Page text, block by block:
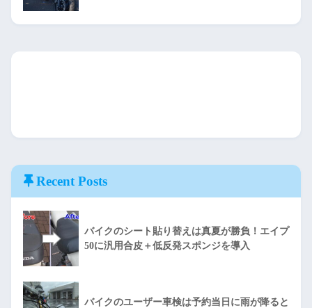
Recent Posts
バイクのシート貼り替えは真夏が勝負！エイプ
50に汎用合皮＋低反発スポンジを導入
バイクのユーザー車検は予約当日に雨が降ると